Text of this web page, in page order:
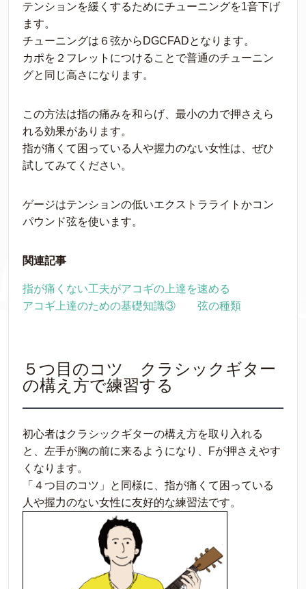
テンションを緩くするためにチューニングを1音下げ
ます。
チューニングは６弦からDGCFADとなります。
カポを２フレットにつけることで普通のチューニン
グと同じ高さになります。
この方法は指の痛みを和らげ、最小の力で押さえら
れる効果があります。
指が痛くて困っている人や握力のない女性は、ぜひ
試してみてください。
ゲージはテンションの低いエクストラライトかコン
パウンド弦を使います。
関連記事
指が痛くない工夫がアコギの上達を速める
アコギ上達のための基礎知識③ 弦の種類
５つ目のコツ クラシックギター
の構え方で練習する
初心者はクラシックギターの構え方を取り入れる
と、左手が胸の前に来るようになり、Fが押さえやす
くなります。
「４つ目のコツ」と同様に、指が痛くて困っている
人や握力のない女性に友好的な練習法です。